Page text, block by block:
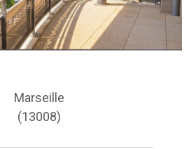
Marseille
(13008)